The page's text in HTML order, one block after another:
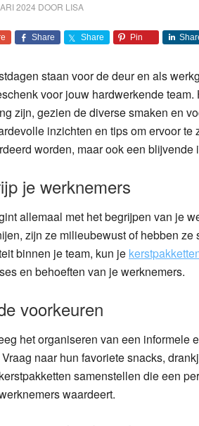
2024 DOOR LISA
Share Share Pin
staan voor de deur en als
voor jouw hardwerkende
zijn, gezien de diverse smaken en
inzichten en tips om ervoor
worden, maar ook een blijvende
je werknemers
allemaal met het begrijpen van je
zijn ze milieubewust of hebben
binnen je team, kun je
en behoeften van je werknemers.
voorkeuren
het organiseren van een informele
naar hun favoriete snacks,
samenstellen die een
waardeert.